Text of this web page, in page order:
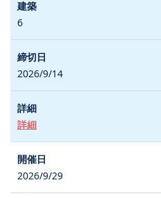
6
2026/9/14
詳細
2026/9/29